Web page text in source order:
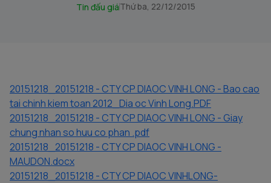
Tin đấu giáThứ ba, 22/12/2015
20151218_20151218 - CTY CP DIAOC VINH LONG - Bao cao
tai chinh kiem toan 2012_Dia oc Vinh Long.PDF
20151218_20151218 - CTY CP DIAOC VINH LONG - Giay
chung nhan so huu co phan .pdf
20151218_20151218 - CTY CP DIAOC VINH LONG -
MAUDON.docx
20151218_20151218 - CTY CP DIAOC VINHLONG-